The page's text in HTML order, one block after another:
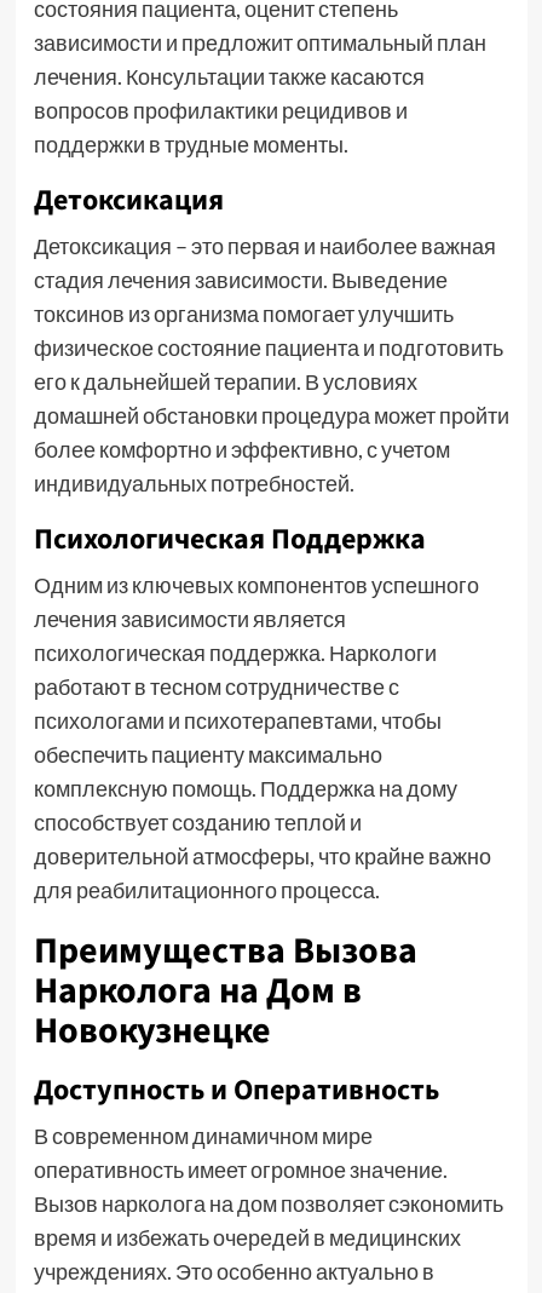
состояния пациента, оценит степень
зависимости и предложит оптимальный план
лечения. Консультации также касаются
вопросов профилактики рецидивов и
поддержки в трудные моменты.
Детоксикация
Детоксикация – это первая и наиболее важная
стадия лечения зависимости. Выведение
токсинов из организма помогает улучшить
физическое состояние пациента и подготовить
его к дальнейшей терапии. В условиях
домашней обстановки процедура может пройти
более комфортно и эффективно, с учетом
индивидуальных потребностей.
Психологическая Поддержка
Одним из ключевых компонентов успешного
лечения зависимости является
психологическая поддержка. Наркологи
работают в тесном сотрудничестве с
психологами и психотерапевтами, чтобы
обеспечить пациенту максимально
комплексную помощь. Поддержка на дому
способствует созданию теплой и
доверительной атмосферы, что крайне важно
для реабилитационного процесса.
Преимущества Вызова
Нарколога на Дом в
Новокузнецке
Доступность и Оперативность
В современном динамичном мире
оперативность имеет огромное значение.
Вызов нарколога на дом позволяет сэкономить
время и избежать очередей в медицинских
учреждениях. Это особенно актуально в